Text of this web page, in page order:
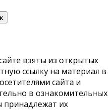
взяты из открытых
ссылку на материал в
сайта и
в ознакомительных
принадлежат их